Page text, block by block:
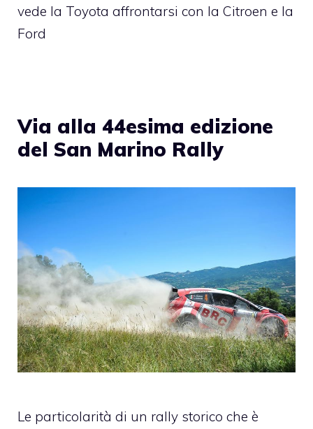
vede la Toyota affrontarsi con la Citroen e la
Ford
Via alla 44esima edizione
del San Marino Rally
Le particolarità di un rally storico che è